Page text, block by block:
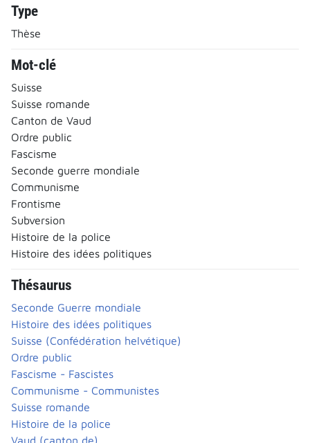
Type
Thèse
Mot-clé
Suisse
Suisse romande
Canton de Vaud
Ordre public
Fascisme
Seconde guerre mondiale
Communisme
Frontisme
Subversion
Histoire de la police
Histoire des idées politiques
Thésaurus
Seconde Guerre mondiale
Histoire des idées politiques
Suisse (Confédération helvétique)
Ordre public
Fascisme - Fascistes
Communisme - Communistes
Suisse romande
Histoire de la police
Vaud (canton de)